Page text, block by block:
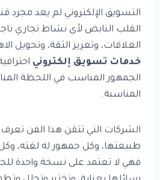
التسويق الإلكتروني لم يعد مجرد
القلب النابض لأي نشاط تجاري
العلاقات، وتعزيز الثقة، وتحويل
خدمات تسويق إلكتروني
الجمهور المناسب في اللحظة
المناسبة.
الشركات التي تتقن هذا الفن
طبيعتها، وكل جمهور له لغته،
فهي لا تعتمد على نسخة واحدة